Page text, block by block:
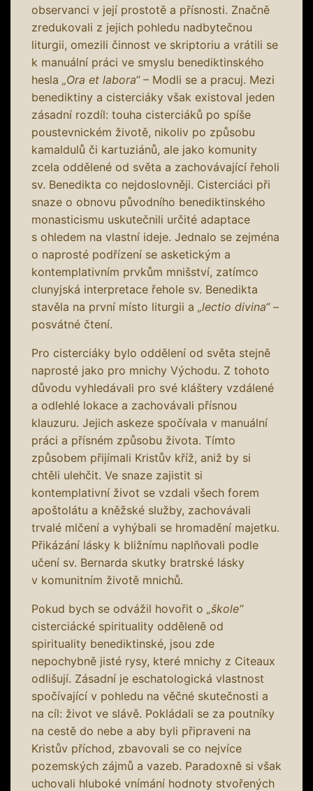
observanci v její prostotě a přísnosti. Značně
zredukovali z jejich pohledu nadbytečnou
liturgii, omezili činnost ve skriptoriu a vrátili se
k manuální práci ve smyslu benediktinského
hesla „Ora et labora“– Modli se a pracuj. Mezi
benediktiny a cisterciáky však existoval jeden
zásadní rozdíl: touha cisterciáků po spíše
poustevnickém životě, nikoliv po způsobu
kamaldulů či kartuziánů, ale jako komunity
zcela oddělené od světa a zachovávající řeholi
sv. Benedikta co nejdoslovněji. Cisterciáci při
snaze o obnovu původního benediktinského
monasticismu uskutečnili určité adaptace
s ohledem na vlastní ideje. Jednalo se zejména
o naprosté podřízení se asketickým a
kontemplativním prvkům mnišství, zatímco
clunyjská interpretace řehole sv. Benedikta
stavěla na první místo liturgii a „lectio divina“–
posvátné čtení.
Pro cisterciáky bylo oddělení od světa stejně
naprosté jako pro mnichy Východu. Z tohoto
důvodu vyhledávali pro své kláštery vzdálené
a odlehlé lokace a zachovávali přísnou
klauzuru. Jejich askeze spočívala v manuální
práci a přísném způsobu života. Tímto
způsobem přijímali Kristův kříž, aniž by si
chtěli ulehčit. Ve snaze zajistit si
kontemplativní život se vzdali všech forem
apoštolátu a kněžské služby, zachovávali
trvalé mlčení a vyhýbali se hromadění majetku.
Přikázání lásky k bližnímu naplňovali podle
učení sv. Bernarda skutky bratrské lásky
v komunitním životě mnichů.
Pokud bych se odvážil hovořit o „škole“
cisterciácké spirituality odděleně od
spirituality benediktinské, jsou zde
nepochybně jisté rysy, které mnichy z Citeaux
odlišují. Zásadní je eschatologická vlastnost
spočívající v pohledu na věčné skutečnosti a
na cíl: život ve slávě. Pokládali se za poutníky
na cestě do nebe a aby byli připraveni na
Kristův příchod, zbavovali se co nejvíce
pozemských zájmů a vazeb. Paradoxně si však
uchovali hluboké vnímání hodnoty stvořených